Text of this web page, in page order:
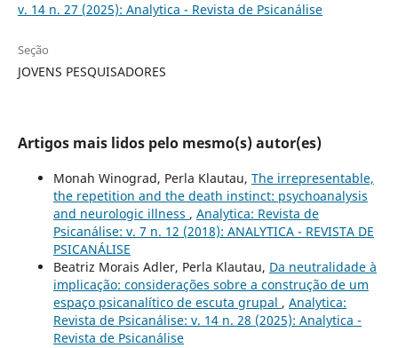
v. 14 n. 27 (2025): Analytica - Revista de Psicanálise
Seção
JOVENS PESQUISADORES
Artigos mais lidos pelo mesmo(s) autor(es)
Monah Winograd, Perla Klautau, The irrepresentable,
the repetition and the death instinct: psychoanalysis
and neurologic illness , Analytica: Revista de
Psicanálise: v. 7 n. 12 (2018): ANALYTICA - REVISTA DE
PSICANÁLISE
Beatriz Morais Adler, Perla Klautau, Da neutralidade à
implicação: considerações sobre a construção de um
espaço psicanalítico de escuta grupal , Analytica:
Revista de Psicanálise: v. 14 n. 28 (2025): Analytica -
Revista de Psicanálise